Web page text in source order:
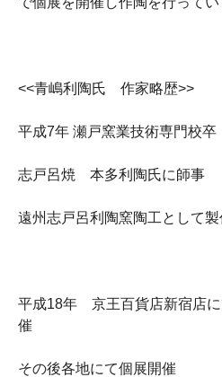
<<青嶋利陶氏 作家略歴>>
平成7年 瀬戸窯業技術専門校卒
志戸呂焼 本多利陶氏に師事
遠州志戸呂利陶窯陶工として製
平成18年 京王百貨店新宿店に
催
その後各地にて個展開催